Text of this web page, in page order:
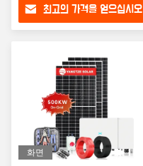
최고의 가격을 얻으십시오
화면